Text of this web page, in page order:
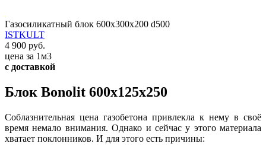
Газосиликатный блок 600х300х200 d500
ISTKULT
4 900 руб.
цена за 1м3
с доставкой
Блок Bonolit 600x125x250
Соблазнительная цена газобетона привлекла к нему в своё
время немало внимания. Однако и сейчас у этого материала
хватает поклонников. И для этого есть причины: